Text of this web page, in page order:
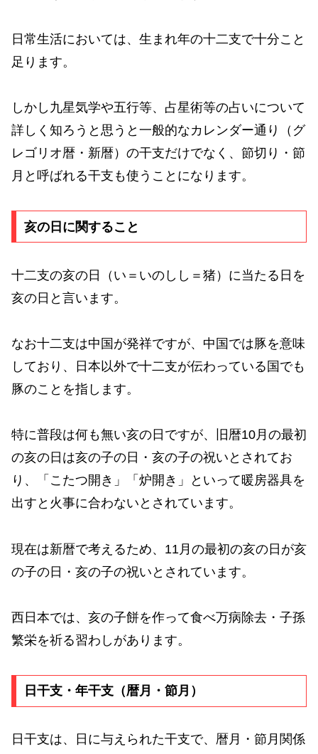
日常生活においては、生まれ年の十二支で十分こと
足ります。
しかし九星気学や五行等、占星術等の占いについて
詳しく知ろうと思うと一般的なカレンダー通り（グ
レゴリオ暦・新暦）の干支だけでなく、節切り・節
月と呼ばれる干支も使うことになります。
亥の日に関すること
十二支の亥の日（い＝いのしし＝猪）に当たる日を
亥の日と言います。
なお十二支は中国が発祥ですが、中国では豚を意味
しており、日本以外で十二支が伝わっている国でも
豚のことを指します。
特に普段は何も無い亥の日ですが、旧暦10月の最初
の亥の日は亥の子の日・亥の子の祝いとされてお
り、「こたつ開き」「炉開き」といって暖房器具を
出すと火事に合わないとされています。
現在は新暦で考えるため、11月の最初の亥の日が亥
の子の日・亥の子の祝いとされています。
西日本では、亥の子餅を作って食べ万病除去・子孫
繁栄を祈る習わしがあります。
日干支・年干支（暦月・節月）
日干支は、日に与えられた干支で、暦月・節月関係